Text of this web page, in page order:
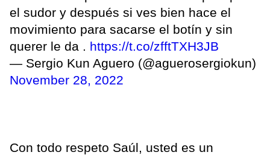
el sudor y después si ves bien hace el
movimiento para sacarse el botín y sin
querer le da . https://t.co/zfftTXH3JB
— Sergio Kun Aguero (@aguerosergiokun)
November 28, 2022
Con todo respeto Saúl, usted es un